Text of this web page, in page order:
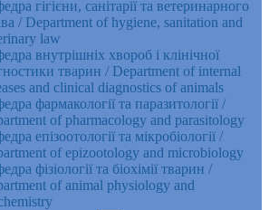
гігієни, санітарії та ветеринарного
/ Department of hygiene, sanitation and
law
внутрішніх хвороб і клінічної
тварин / Department of internal
and clinical diagnostics of animals
фармакології та паразитології /
of pharmacology and parasitology
епізоотології та мікробіології /
of epizootology and microbiology
фізіології та біохімії тварин /
of animal physiology and